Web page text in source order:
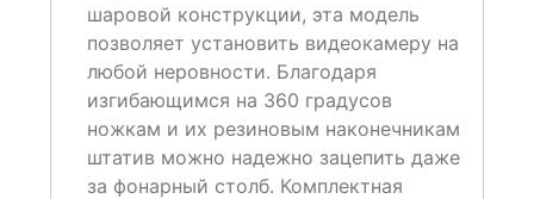
шаровой конструкции, эта модель
позволяет установить видеокамеру на
любой неровности. Благодаря
изгибающимся на 360 градусов
ножкам и их резиновым наконечникам
штатив можно надежно зацепить даже
за фонарный столб. Комплектная